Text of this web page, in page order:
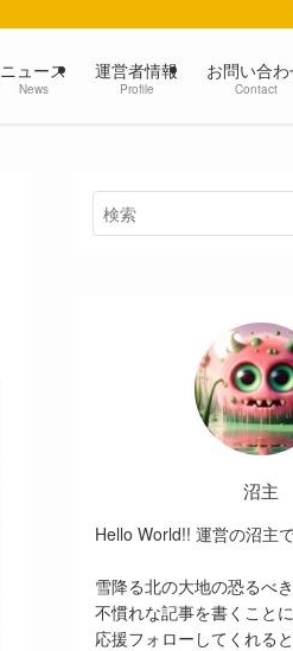
ニュース
News
運営者情報
Profile
お問い合
Contact
沼主
Hello World!! 運営の沼主で
雪降る北の大地の恐るべ
不慣れな記事を書くこと
応援フォローしてくれると